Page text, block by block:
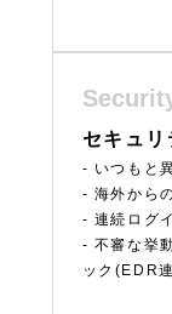
セキュ
- いつもと
- 海外から
- 連続ログ
- 不審な挙
ック(EDR